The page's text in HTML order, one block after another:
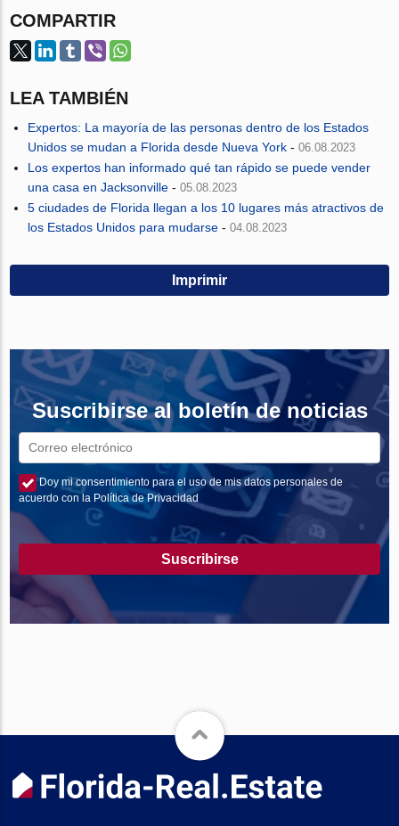
COMPARTIR
LEA TAMBIÉN
Expertos: La mayoría de las personas dentro de los Estados
Unidos se mudan a Florida desde Nueva York -06.08.2023
Los expertos han informado qué tan rápido se puede vender
una casa en Jacksonville -05.08.2023
5 ciudades de Florida llegan a los 10 lugares más atractivos de
los Estados Unidos para mudarse -04.08.2023
Imprimir
Suscribirse al boletín de noticias
Doy mi consentimiento para el uso de mis datos personales de
acuerdo con la Política de Privacidad
Suscribirse